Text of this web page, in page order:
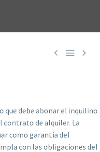
  
que debe abonar el inquilino
contrato de alquiler. La
como garantía del
con las obligaciones del